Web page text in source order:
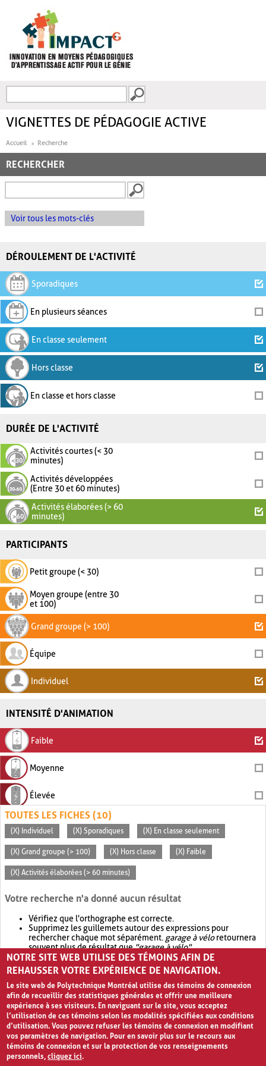
FORMULAIRE DE
VIGNETTES DE PÉDAGOGIE ACTIVE
Accueil Recherche
RECHERCHER
Voir tous les mots-clés
DÉROULEMENT DE L'ACTIVITÉ
Sporadiques
En plusieurs séances
En classe seulement
Hors classe
En classe et hors classe
DURÉE DE L'ACTIVITÉ
Activités courtes (< 30
minutes)
Activités développées
(Entre 30 et 60 minutes)
Activités élaborées (> 60
minutes)
PARTICIPANTS
Petit groupe (< 30)
Moyen groupe (entre 30
et 100)
Grand groupe (> 100)
Équipe
Individuel
INTENSITÉ D'ANIMATION
Faible
Moyenne
Élevée
TOUTES LES FICHES (10)
(X) Individuel (X) Sporadiques (X) En classe seulement
(X) Grand groupe (> 100) (X) Hors classe (X) Faible
(X) Activités élaborées (> 60 minutes)
Votre recherche n'a donné aucun résultat
Vérifiez que l'orthographe est correcte.
Supprimez les guillemets autour des expressions pour
rechercher chaque mot séparément. garage à véloretournera
souvent plus de résultat que"garage à vélo".
Envisagez d'élargir votre recherche avec OR.garage OR vélo
retournera souvent plus de résultat quegarage à vélo
NOTRE SITE WEB UTILISE DES TÉMOINS AFIN DE
REHAUSSER VOTRE EXPÉRIENCE DE NAVIGATION.
Le site web de Polytechnique Montréal utilise des témoins de connexion
afin de recueillir des statistiques générales et offrir une meilleure
expérience à ses visiteurs. En naviguant sur le site, vous acceptez
l’utilisation de ces témoins selon les modalités spécifiées aux conditions
d’utilisation. Vous pouvez refuser les témoins de connexion en modifiant
vos paramètres de navigation. Pour en savoir plus sur le recours aux
témoins de connexion et sur la protection de vos renseignements
personnels,cliquez ici.